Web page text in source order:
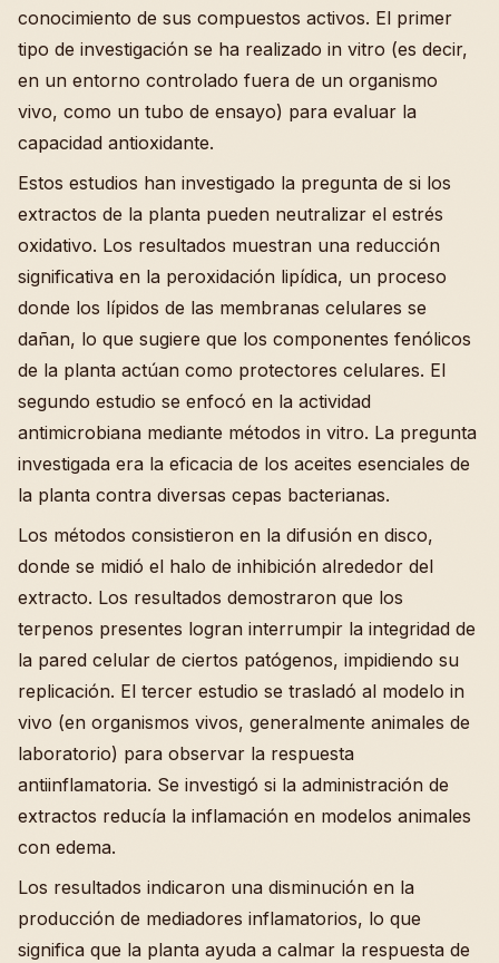
conocimiento de sus compuestos activos. El primer
tipo de investigación se ha realizado in vitro (es decir,
en un entorno controlado fuera de un organismo
vivo, como un tubo de ensayo) para evaluar la
capacidad antioxidante.
Estos estudios han investigado la pregunta de si los
extractos de la planta pueden neutralizar el estrés
oxidativo. Los resultados muestran una reducción
significativa en la peroxidación lipídica, un proceso
donde los lípidos de las membranas celulares se
dañan, lo que sugiere que los componentes fenólicos
de la planta actúan como protectores celulares. El
segundo estudio se enfocó en la actividad
antimicrobiana mediante métodos in vitro. La pregunta
investigada era la eficacia de los aceites esenciales de
la planta contra diversas cepas bacterianas.
Los métodos consistieron en la difusión en disco,
donde se midió el halo de inhibición alrededor del
extracto. Los resultados demostraron que los
terpenos presentes logran interrumpir la integridad de
la pared celular de ciertos patógenos, impidiendo su
replicación. El tercer estudio se trasladó al modelo in
vivo (en organismos vivos, generalmente animales de
laboratorio) para observar la respuesta
antiinflamatoria. Se investigó si la administración de
extractos reducía la inflamación en modelos animales
con edema.
Los resultados indicaron una disminución en la
producción de mediadores inflamatorios, lo que
significa que la planta ayuda a calmar la respuesta de